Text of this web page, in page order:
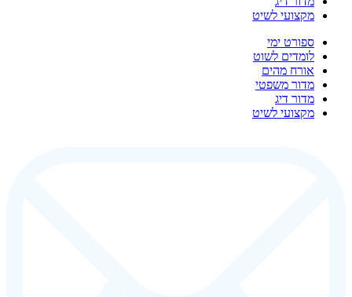
מקצועי לשיט
ספורט ימי
לומדים לשוט
אורח מהים
מדור משפטי
מדור דיג
מקצועי לשיט